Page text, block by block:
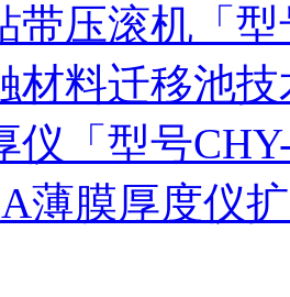
带压滚机「
材料迁移池
仪「型号
薄膜厚度仪